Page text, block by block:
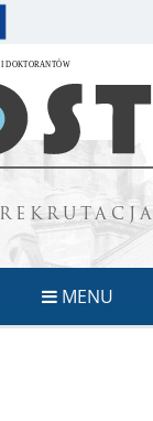
REKRUTACJA
MENU